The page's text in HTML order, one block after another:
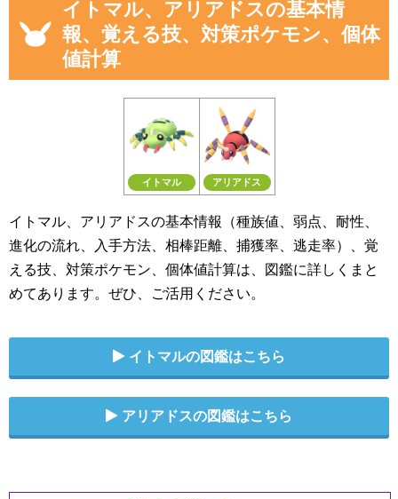
イトマル、アリアドスの基本情
報、覚える技、対策ポケモン、個体
値計算
イトマル アリアドス
イトマル、アリアドスの基本情報（種族値、弱点、耐性、
進化の流れ、入手方法、相棒距離、捕獲率、逃走率）、覚
える技、対策ポケモン、個体値計算は、図鑑に詳しくまと
めてあります。ぜひ、ご活用ください。
イトマルの図鑑はこちら
アリアドスの図鑑はこちら